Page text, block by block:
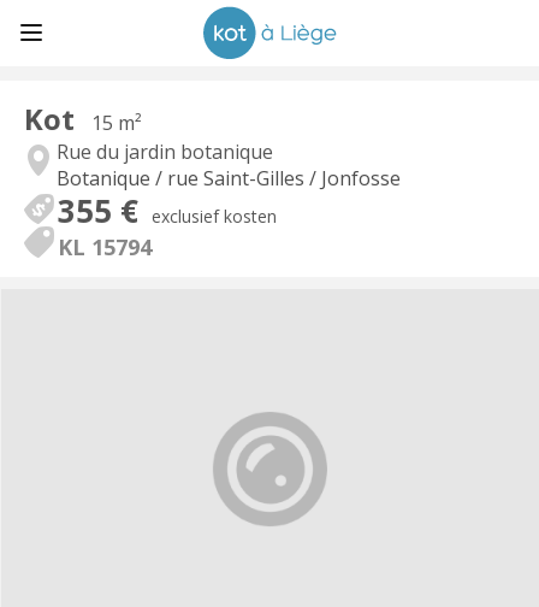
Kot
15 m²
Rue du jardin botanique
Botanique / rue Saint-Gilles / Jonfosse
355 € exclusief kosten
KL 15794